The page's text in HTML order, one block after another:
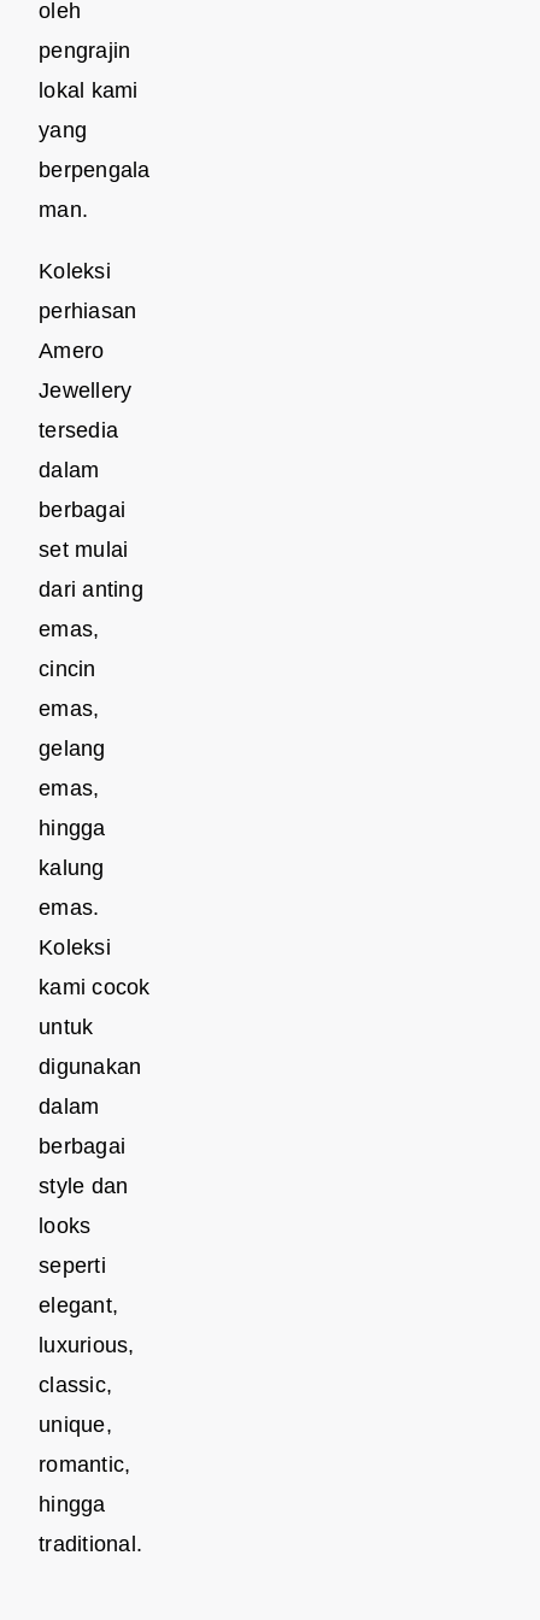
oleh
pengrajin
lokal kami
yang
berpengala
man.
Koleksi
perhiasan
Amero
Jewellery
tersedia
dalam
berbagai
set mulai
dari anting
emas,
cincin
emas,
gelang
emas,
hingga
kalung
emas.
Koleksi
kami cocok
untuk
digunakan
dalam
berbagai
style dan
looks
seperti
elegant,
luxurious,
classic,
unique,
romantic,
hingga
traditional.